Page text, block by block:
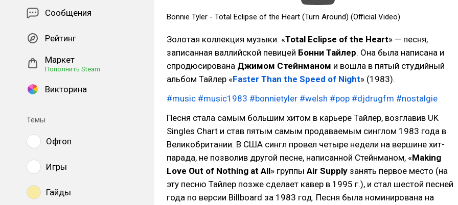
Сообщения
Рейтинг
Маркет
Пополнить Steam
Викторина
Темы
Офтоп
Игры
Гайды
Bonnie Tyler - Total Eclipse of the Heart (Turn Around) (Official Video)
Золотая коллекция музыки. «Total Eclipse of the Heart» — песня,
записанная валлийской певицей Бонни Тайлер. Она была написана и
спродюсирована Джимом Стейнманом и вошла в пятый студийный
альбом Тайлер «Faster Than the Speed of Night» (1983).
#music #music1983 #bonnietyler #welsh #pop #djdrugfm #nostalgie
Песня стала самым большим хитом в карьере Тайлер, возглавив UK
Singles Chart и став пятым самым продаваемым синглом 1983 года в
Великобритании. В США сингл провел четыре недели на вершине хит-
парада, не позволив другой песне, написанной Стейнманом, «Making
Love Out of Nothing at All» группы Air Supply занять первое место (на
эту песню Тайлер позже сделает кавер в 1995 г.), и стал шестой песней
года по версии Billboard за 1983 год. Песня была номинирована на